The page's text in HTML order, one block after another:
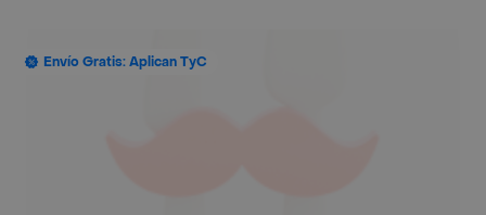
Envío Gratis: Aplican TyC